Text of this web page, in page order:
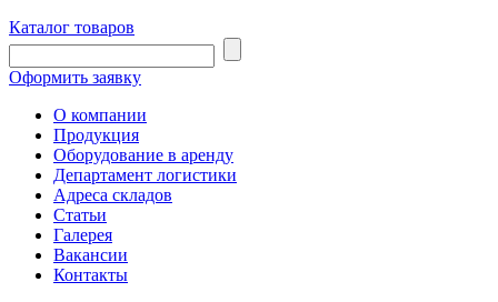
Каталог товаров
Оформить заявку
О компании
Продукция
Оборудование в аренду
Департамент логистики
Адреса складов
Статьи
Галерея
Вакансии
Контакты